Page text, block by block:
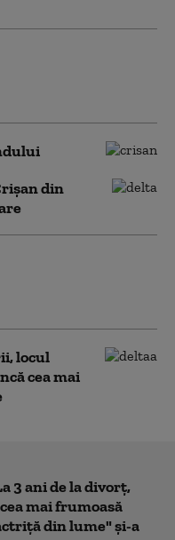
din
locul
cea mai
3 ani de la divorț,
mai frumoasă
din lume" și-a